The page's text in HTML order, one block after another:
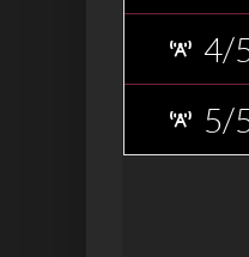
4/
5/